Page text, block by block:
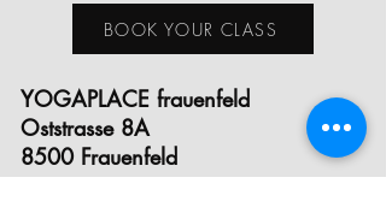
BOOK YOUR CLASS
YOGAPLACE frauenfeld
Oststrasse 8A
8500 Frauenfeld